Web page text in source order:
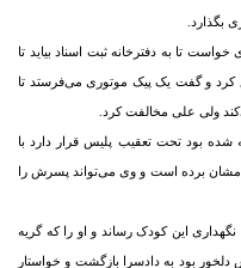
بگذارد.
تا به دفترخانه ثبت اسناد بیاید تا
کرد و گفت یک پیک موتوری می‌فرستد تا
ولی علی مخالفت کرد.
شده بود تحت تعقیب پلیس قرار دارد با
برده است و وی می‌تواند پسرش را
این کودک رساند و او را که گریه
بود به دادسرا بازگشت و خواستار